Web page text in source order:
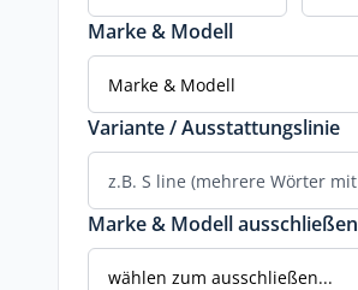
Marke & Modell
Marke & Modell
Variante / Ausstattungslinie
Marke & Modell ausschließen
wählen zum ausschließen...